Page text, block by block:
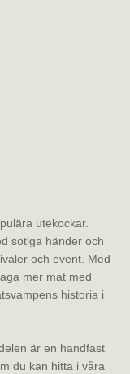
utekockar.
sotiga händer och
och event. Med
mer mat med
historia i
är en handfast
du kan hitta i våra